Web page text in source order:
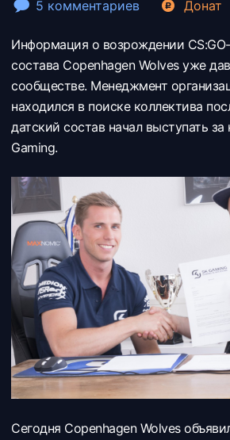
5 комментариев Донат
Информация о возрождении CS:GO-
состава Copenhagen Wolves уже
сообществе. Менеджмент
находился в поиске коллектива
датский состав начал выступать
Gaming.
Сегодня Copenhagen Wolves